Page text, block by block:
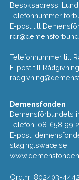
Besöksadress:
Telefonnummer
E-post till
Telefonnummer till
E-post till
Demensfonden
Demensförbundets
Telefon: 08-658 99
E-post:
staging.swace.se
Org.nr: 802403-4442